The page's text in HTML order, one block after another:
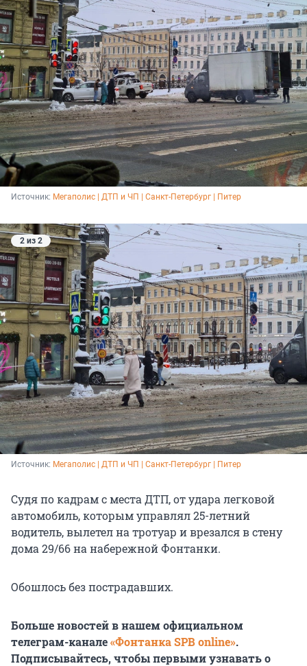
Источник: Мегаполис | ДТП и ЧП | Санкт-Петербург | Питер
2 из 2
Источник: Мегаполис | ДТП и ЧП | Санкт-Петербург | Питер
Судя по кадрам с места ДТП, от удара легковой
автомобиль, которым управлял 25-летний
водитель, вылетел на тротуар и врезался в стену
дома 29/66 на набережной Фонтанки.
Обошлось без пострадавших.
Больше новостей в нашем официальном
телеграм-канале«Фонтанка SPB online».
Подписывайтесь, чтобы первыми узнавать о